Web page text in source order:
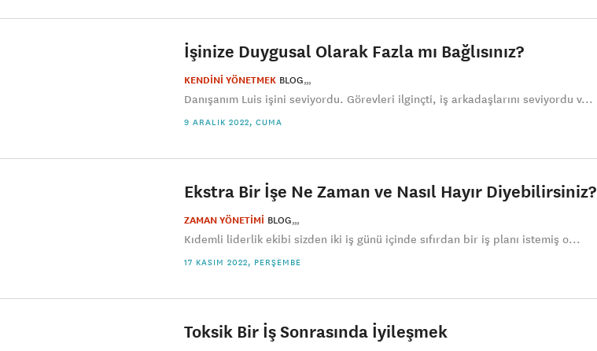
İşinize Duygusal Olarak Fazla mı Bağlısınız?
KENDİNİ YÖNETMEK BLOG
Danışanım Luis işini seviyordu. Görevleri ilginçti, iş arkadaşlarını seviyordu v...
9 ARALIK 2022, CUMA
Ekstra Bir İşe Ne Zaman ve Nasıl Hayır Diyebilirsiniz?
ZAMAN YÖNETİMİ BLOG
Kıdemli liderlik ekibi sizden iki iş günü içinde sıfırdan bir iş planı istemiş o...
17 KASIM 2022, PERŞEMBE
Toksik Bir İş Sonrasında İyileşmek